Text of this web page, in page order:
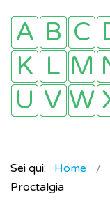
Sei qui: Home
Proctalgia